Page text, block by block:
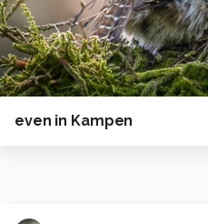
even in Kampen